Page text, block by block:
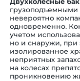
грузоподъемными
невероятно
одновременно. К
учетом
но и снаружи, при
изолированное
неприятных
на колесах
проникновению